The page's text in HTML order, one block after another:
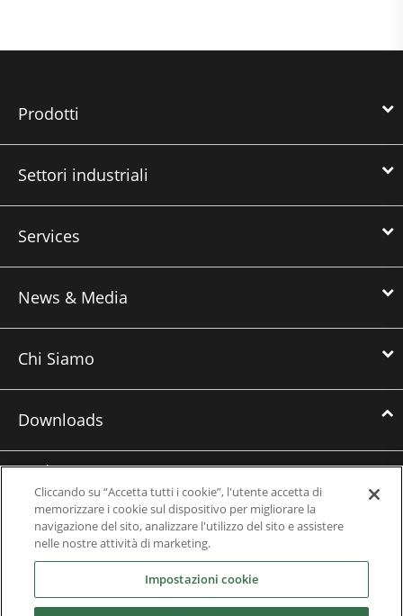
Prodotti
Settori industriali
Services
News & Media
Chi Siamo
Downloads
Brochures
Case Studies
Datasheets
Cliccando su “Accetta tutti i cookie”, l'utente accetta di
memorizzare i cookie sul dispositivo per migliorare la
navigazione del sito, analizzare l'utilizzo del sito e assistere
nelle nostre attività di marketing.
Impostazioni cookie